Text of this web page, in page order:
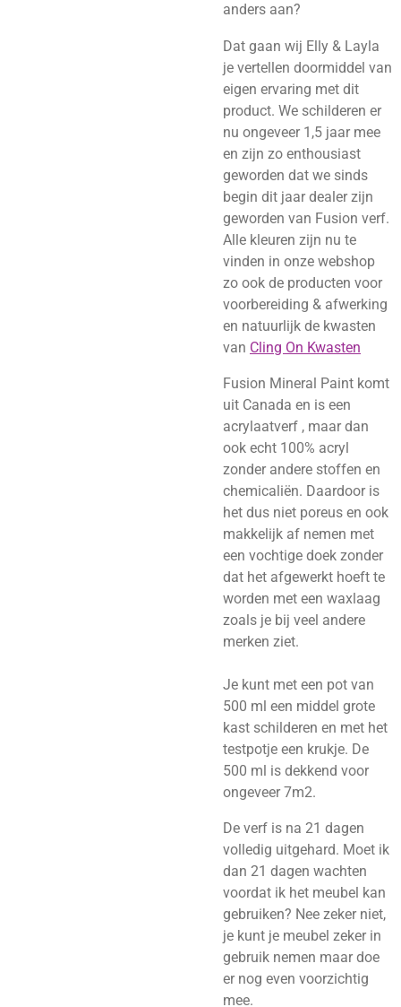
anders aan?
Dat gaan wij Elly & Layla
je vertellen doormiddel van
eigen ervaring met dit
product. We schilderen er
nu ongeveer 1,5 jaar mee
en zijn zo enthousiast
geworden dat we sinds
begin dit jaar dealer zijn
geworden van Fusion verf.
Alle kleuren zijn nu te
vinden in onze webshop
zo ook de producten voor
voorbereiding & afwerking
en natuurlijk de kwasten
van Cling On Kwasten
Fusion Mineral Paint komt
uit Canada en is een
acrylaatverf , maar dan
ook echt 100% acryl
zonder andere stoffen en
chemicaliën. Daardoor is
het dus niet poreus en ook
makkelijk af nemen met
een vochtige doek zonder
dat het afgewerkt hoeft te
worden met een waxlaag
zoals je bij veel andere
merken ziet.
Je kunt met een pot van
500 ml een middel grote
kast schilderen en met het
testpotje een krukje. De
500 ml is dekkend voor
ongeveer 7m2.
De verf is na 21 dagen
volledig uitgehard. Moet ik
dan 21 dagen wachten
voordat ik het meubel kan
gebruiken? Nee zeker niet,
je kunt je meubel zeker in
gebruik nemen maar doe
er nog even voorzichtig
mee.